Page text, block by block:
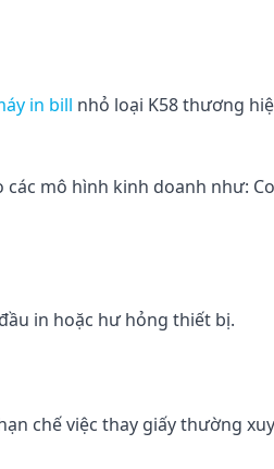
in bill nhỏ loại K58 thương
mô hình kinh doanh như:
in hoặc hư hỏng thiết bị.
chế việc thay giấy thường